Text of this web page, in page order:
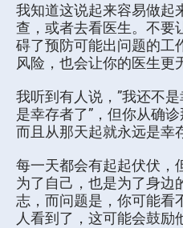
我知道这说起来容易做起
查，或者去看医生。不要
碍了预防可能出问题的工
风险，也会让你的医生更
我听到有人说，”我还不
是幸存者了”，但你从确
而且从那天起就永远是幸
每一天都会有起起伏伏，
为了自己，也是为了身边
志，而问题是，你可能看
人看到了，这可能会鼓励